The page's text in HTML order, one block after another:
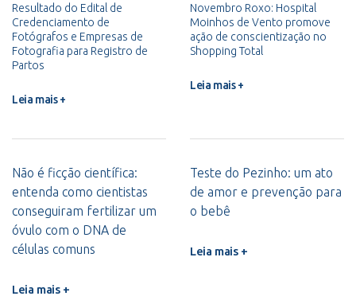
Resultado do Edital de
Credenciamento de
Fotógrafos e Empresas de
Fotografia para Registro de
Partos
Leia mais +
Novembro Roxo: Hospital
Moinhos de Vento promove
ação de conscientização no
Shopping Total
Leia mais +
Não é ficção científica:
entenda como cientistas
conseguiram fertilizar um
óvulo com o DNA de
células comuns
Leia mais +
Teste do Pezinho: um ato
de amor e prevenção para
o bebê
Leia mais +